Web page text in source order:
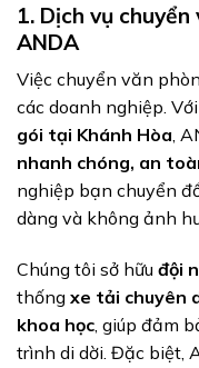
1. Dịch vụ
ANDA
Việc chuyển văn
các doanh nghiệp.
gói tại Khánh Hòa,
nhanh chóng, an
nghiệp bạn chuyển
dàng và không ảnh
Chúng tôi sở hữu đội
thống xe tải chuyên
khoa học, giúp đảm
trình di dời. Đặc biệt,